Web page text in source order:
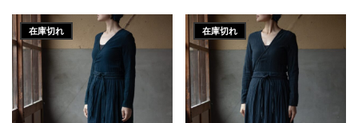
在庫切れ 在庫切れ